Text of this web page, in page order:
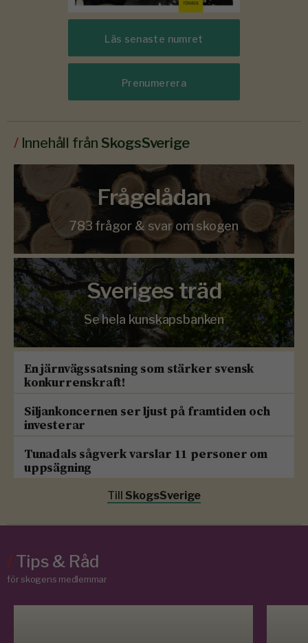
Läs senaste numret
Prenumerera
/ Innehåll från SkogsSverige
Frågelådan
783 frågor & svar om skogen
Sveriges träd
Se hela kunskapsbanken
En järnvägssatsning som stärker svensk
konkurrenskraft!
Siljankoncernen ser ljust på framtiden och
investerar
Tunadals sågverk varslar 11 personer om
uppsägning
Till SkogsSverige
/Tips & Råd
för skogens medlemmar